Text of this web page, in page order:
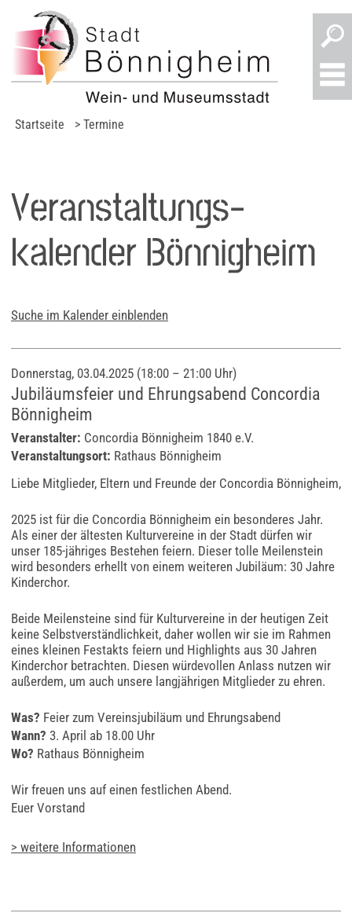
Startseite > Termine
Veranstaltungs­
kalender Bönnigheim
Suche im Kalender einblenden
Donnerstag, 03.04.2025 (18:00 – 21:00 Uhr)
Jubiläumsfeier und Ehrungsabend Concordia
Bönnigheim
Veranstalter: Concordia Bönnigheim 1840 e.V.
Veranstaltungsort: Rathaus Bönnigheim
Liebe Mitglieder, Eltern und Freunde der Concordia Bönnigheim,
2025 ist für die Concordia Bönnigheim ein besonderes Jahr.
Als einer der ältesten Kulturvereine in der Stadt dürfen wir
unser 185-jähriges Bestehen feiern. Dieser tolle Meilenstein
wird besonders erhellt von einem weiteren Jubiläum: 30 Jahre
Kinderchor.
Beide Meilensteine sind für Kulturvereine in der heutigen Zeit
keine Selbstverständlichkeit, daher wollen wir sie im Rahmen
eines kleinen Festakts feiern und Highlights aus 30 Jahren
Kinderchor betrachten. Diesen würdevollen Anlass nutzen wir
außerdem, um auch unsere langjährigen Mitglieder zu ehren.
Was? Feier zum Vereinsjubiläum und Ehrungsabend
Wann? 3. April ab 18.00 Uhr
Wo? Rathaus Bönnigheim
Wir freuen uns auf einen festlichen Abend.
Euer Vorstand
> weitere Informationen